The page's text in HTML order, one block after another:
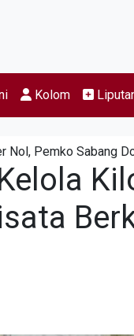
Kolom
Pemko Sabang